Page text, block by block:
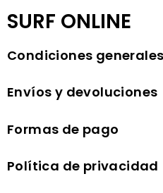
SURF ONLINE
Condiciones generales
Envíos y devoluciones
Formas de pago
Política de privacidad